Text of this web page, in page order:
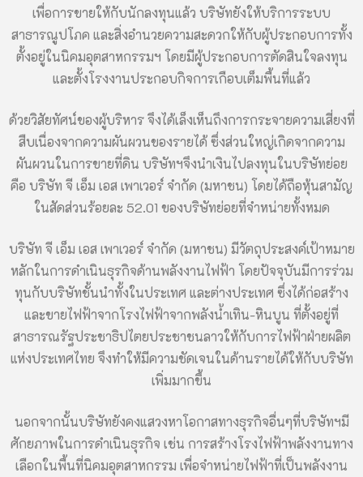
เพื่อการขายให้กับนักลงทุนแล้ว บริษัทยังให้บริการระบบ
สาธารณูปโภค และสิ่งอำนวยความสะดวกให้กับผู้ประกอบการทั้ง
ตั้งอยู่ในนิคมอุตสาหกรรมฯ โดยมีผู้ประกอบการตัดสินใจลงทุน
และตั้งโรงงานประกอบกิจการเกือบเต็มพื้นที่แล้ว
ด้วยวิสัยทัศน์ของผู้บริหาร จึงได้เล็งเห็นถึงการกระจายความเสี่ยงที่
สืบเนื่องจากความผันผวนของรายได้ ซึ่งส่วนใหญ่เกิดจากความ
ผันผวนในการขายที่ดิน บริษัทฯจึงนำเงินไปลงทุนในบริษัทย่อย
คือ บริษัท จี เอ็ม เอส เพาเวอร์ จำกัด (มหาชน) โดยได้ถือหุ้นสามัญ
ในสัดส่วนร้อยละ 52.01 ของบริษัทย่อยที่จำหน่ายทั้งหมด
บริษัท จี เอ็ม เอส เพาเวอร์ จำกัด (มหาชน) มีวัตถุประสงค์เป้าหมาย
หลักในการดำเนินธุรกิจด้านพลังงานไฟฟ้า โดยปัจจุบันมีการร่วม
ทุนกับบริษัทชั้นนำทั้งในประเทศ และต่างประเทศ ซึ่งได้ก่อสร้าง
และขายไฟฟ้าจากโรงไฟฟ้าจากพลังน้ำเทิน-หินบูน ที่ตั้งอยู่ที่
สาธารณรัฐประชาธิปไตยประชาชนลาวให้กับการไฟฟ้าฝ่ายผลิต
แห่งประเทศไทย จึงทำให้มีความชัดเจนในด้านรายได้ให้กับบริษัท
เพิ่มมากขึ้น
นอกจากนั้นบริษัทยังคงแสวงหาโอกาสทางธุรกิจอื่นๆที่บริษัทฯมี
ศักยภาพในการดำเนินธุรกิจ เช่น การสร้างโรงไฟฟ้าพลังงานทาง
เลือกในพื้นที่นิคมอุตสาหกรรม เพื่อจำหน่ายไฟฟ้าที่เป็นพลังงาน